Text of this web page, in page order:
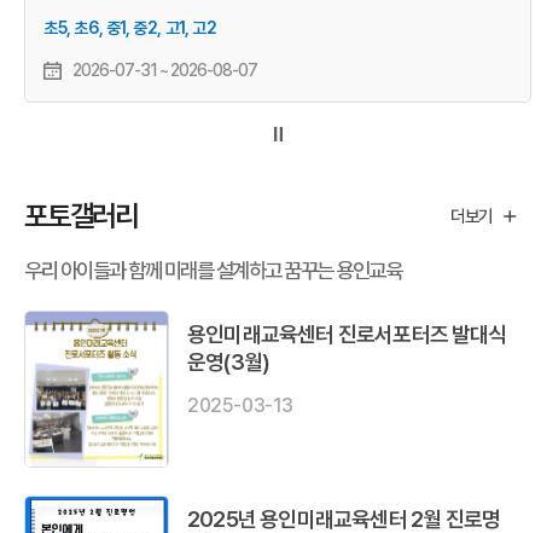
초5, 초6, 중1, 중2, 고1, 고2
2026-07-31 ~2026-08-07
포토갤러리
우리 아이들과 함께 미래를 설계하고 꿈꾸는 용인교육
용인미래교육센터 진로서포터즈 발대식
운영(3월)
2025-03-13
2025년 용인미래교육센터 2월 진로명
더보기